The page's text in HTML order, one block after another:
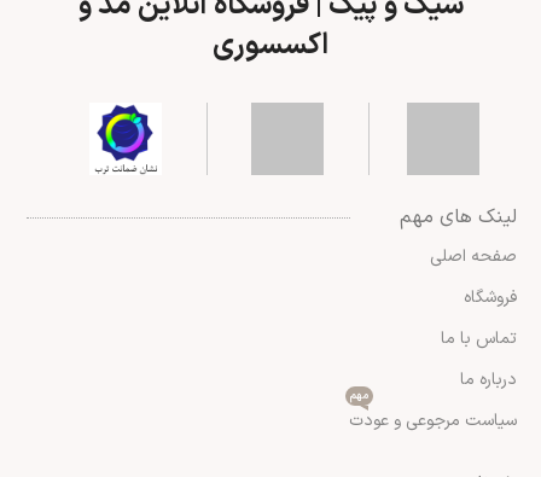
خبرنامه
آخرین اخبار و اطلاعیه ها از طریق ایمیل برای شما ارسال خواهد
شبکه های اجتماعی